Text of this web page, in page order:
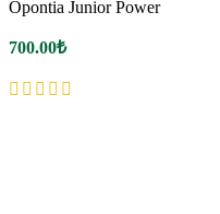
Opontia Junior Power
700.00₺